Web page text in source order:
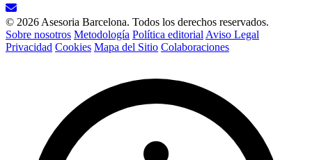
© 2026 Asesoria Barcelona. Todos los derechos reservados.
Sobre nosotros Metodología Política editorial Aviso Legal
Privacidad Cookies Mapa del Sitio Colaboraciones